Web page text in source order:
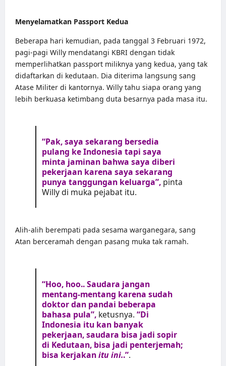
Menyelamatkan Passport Kedua
Beberapa hari kemudian, pada tanggal 3 Februari 1972,
pagi-pagi Willy mendatangi KBRI dengan tidak
memperlihatkan passport miliknya yang kedua, yang tak
didaftarkan di kedutaan. Dia diterima langsung sang
Atase Militer di kantornya. Willy tahu siapa orang yang
lebih berkuasa ketimbang duta besarnya pada masa itu.
“Pak, saya sekarang bersedia
pulang ke Indonesia tapi saya
minta jaminan bahwa saya diberi
pekerjaan karena saya sekarang
punya tanggungan keluarga”,pinta
Willy di muka pejabat itu.
Alih-alih berempati pada sesama warganegara, sang
Atan berceramah dengan pasang muka tak ramah.
“Hoo, hoo.. Saudara jangan
mentang-mentang karena sudah
doktor dan pandai beberapa
bahasa pula”,ketusnya. “Di
Indonesia itu kan banyak
pekerjaan, saudara bisa jadi sopir
di Kedutaan, bisa jadi penterjemah;
bisa kerjakanitu ini..”.